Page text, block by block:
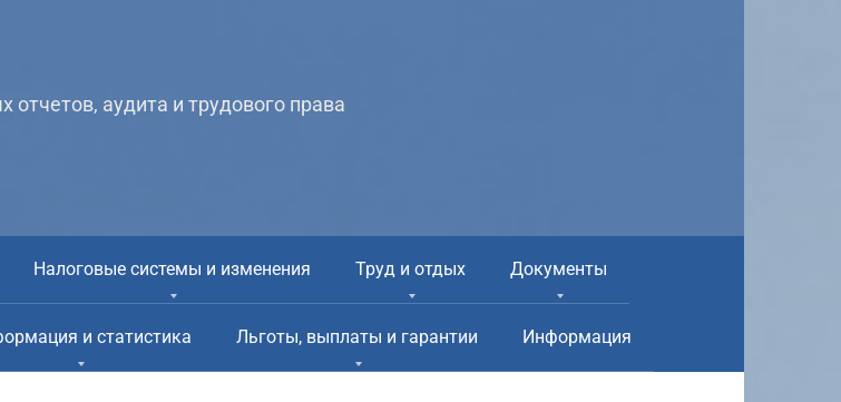
аудита и трудового права
Налоговые системы и изменения Труд и отдых Документы
и статистика Льготы, выплаты и гарантии Информация